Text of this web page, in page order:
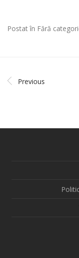
Postat în Fără
Previous